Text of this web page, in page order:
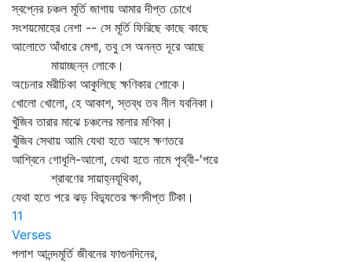
স্বপ্নের চঞ্চল মূর্তি জাগায় আমার দীপ্ত চোখে
সংশয়মোহের নেশা -- সে মূর্তি ফিরিছে কাছে কাছে
আলোতে আঁধারে মেশা, তবু সে অনন্ত দূরে আছে
মায়াচ্ছন্ন লোকে।
অচেনার মরীচিকা আকুলিছে ক্ষণিকার শোকে।
খোলো খোলো, হে আকাশ, স্তব্ধ তব নীল যবনিকা।
খুঁজিব তারার মাঝে চঞ্চলের মালার মণিকা।
খুঁজিব সেথায় আমি যেথা হতে আসে ক্ষণতরে
আশ্বিনে গোধূলি-আলো, যেথা হতে নামে পৃথ্বী-'পরে
শ্রাবণের সায়াহ্নযূথিকা,
যেথা হতে পরে ঝড় বিদ্যুতের ক্ষণদীপ্ত টিকা।
11
Verses
পলাশ আনন্দমূর্তি জীবনের ফাগুনদিনের,